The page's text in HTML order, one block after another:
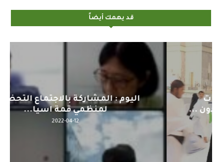
قد يهمك أيضاً
اليوم : المشاركة بالاجتماع التحضيري
لمنظمي قمة اسيا...
2022-04-12